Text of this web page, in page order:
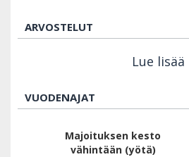
ARVOSTELUT
Lue lisää
VUODENAJAT
Majoituksen kesto
vähintään (yötä)